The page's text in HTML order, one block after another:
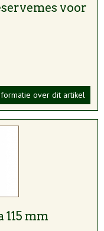
voor
over dit artikel
mm